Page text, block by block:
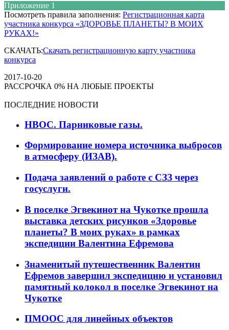
Приложение 1
Посмотреть правила заполнения: Регистрационная карта
участника конкурса «ЗДОРОВЬЕ ПЛАНЕТЫ? В МОИХ
РУКАХ!»
СКАЧАТЬ:Скачать регистрационную карту участника
конкурса
2017-10-20
РАССРОЧКА 0% НА ЛЮБЫЕ ПРОЕКТЫ
ПОСЛЕДНИЕ НОВОСТИ
НВОС. Парниковые газы.
Формирование номера источника выбросов
в атмосферу (ИЗАВ).
Подача заявлений о работе с СЗЗ через
госуслуги.
В поселке Эгвекинот на Чукотке прошла
выставка детских рисунков «Здоровье
планеты? В моих руках» в рамках
экспедиции Валентина Ефремова
Знаменитый путешественник Валентин
Ефремов завершил экспедицию и установил
памятный колокол в поселке Эгвекинот на
Чукотке
ПМООС для линейных объектов